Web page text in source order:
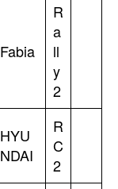
Fabia
R
a
ll
y
2
HYU
NDAI
R
C
2